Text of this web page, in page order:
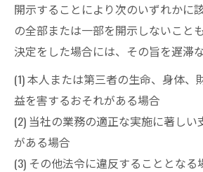
開示することにより次のいずれかに
の全部または一部を開示しないこと
決定をした場合には、その旨を遅滞
(1) 本人または第三者の生命、身体、
益を害するおそれがある場合
(2) 当社の業務の適正な実施に著し
がある場合
(3) その他法令に違反することとなる